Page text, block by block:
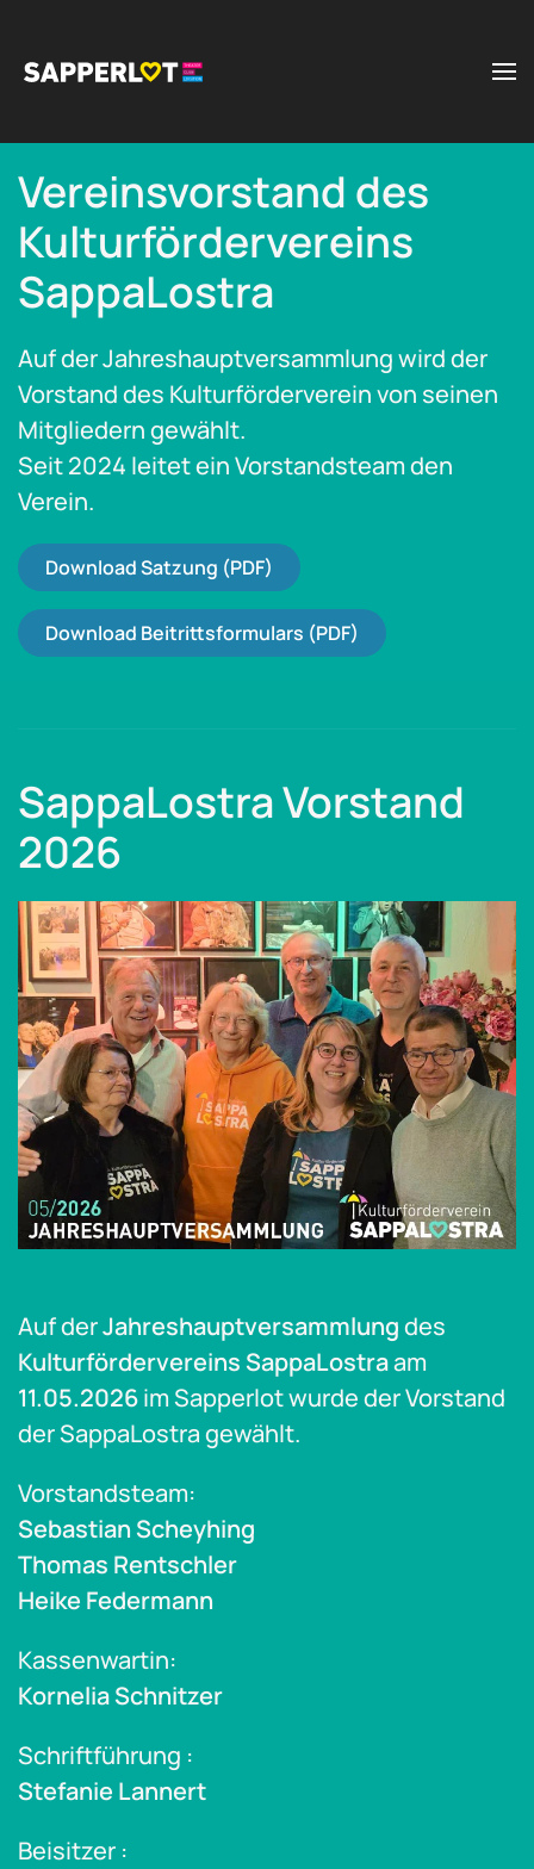
Zum Hauptinhalt springen
Vereinsvorstand des
Kulturfördervereins
SappaLostra
Auf der Jahreshauptversammlung wird der
Vorstand des Kulturförderverein von seinen
Mitgliedern gewählt.
Seit 2024 leitet ein Vorstandsteam den
Verein.
Download Satzung (PDF)
Download Beitrittsformulars (PDF)
SappaLostra Vorstand
2026
Auf derJahreshauptversammlungdes
Kulturfördervereins SappaLostraam
11.05.2026im Sapperlot wurde der Vorstand
der SappaLostra gewählt.
Vorstandsteam:
Sebastian Scheyhing
Thomas Rentschler
Heike Federmann
Kassenwartin:
Kornelia Schnitzer
Schriftführung :
Stefanie Lannert
Beisitzer :